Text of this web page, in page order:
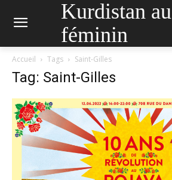
Kurdistan au
féminin
Accueil Tags Saint-Gilles
Tag: Saint-Gilles